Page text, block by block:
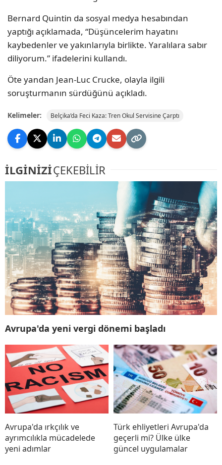
Bernard Quintin da sosyal medya hesabından
yaptığı açıklamada, “Düşüncelerim hayatını
kaybedenler ve yakınlarıyla birlikte. Yaralılara sabır
diliyorum.” ifadelerini kullandı.
Öte yandan Jean-Luc Crucke, olayla ilgili
soruşturmanın sürdüğünü açıkladı.
Kelimeler: Belçika’da Feci Kaza: Tren Okul Servisine Çarptı
İLGİNİZİÇEKEBİLİR
Avrupa'da yeni vergi dönemi başladı
Avrupa'da ırkçılık ve
ayrımcılıkla mücadelede
yeni adımlar
Türk ehliyetleri Avrupa'da
geçerli mi? Ülke ülke
güncel uygulamalar